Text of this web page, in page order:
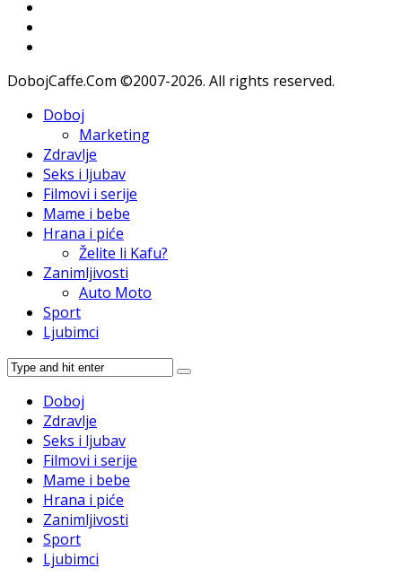
DobojCaffe.Com ©2007-2026. All rights reserved.
Doboj
Marketing
Zdravlje
Seks i ljubav
Filmovi i serije
Mame i bebe
Hrana i piće
Želite li Kafu?
Zanimljivosti
Auto Moto
Sport
Ljubimci
Doboj
Zdravlje
Seks i ljubav
Filmovi i serije
Mame i bebe
Hrana i piće
Zanimljivosti
Sport
Ljubimci